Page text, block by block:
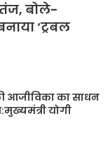
बोले-
‘ट्रबल
आजीविका का साधन
योगी